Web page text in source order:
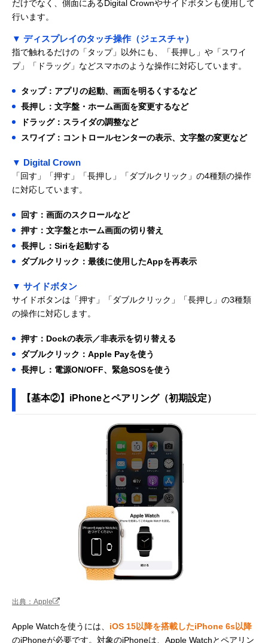
だけでなく、側面にあるDigital Crownやサイドボタンも使用して
行います。
▼ ディスプレイのタッチ操作（ジェスチャ）
指で触れるだけの「タップ」以外にも、「長押し」や「スワイ
プ」「ドラッグ」などスマホのような操作に対応しています。
タップ：アプリの起動、画面を明るくするなど
長押し：文字盤・ホーム画面を変更するなど
ドラッグ：スライダの調整など
スワイプ：コントロールセンターの表示、文字盤の変更など
▼ Digital Crown
「回す」「押す」「長押し」「ダブルクリック」の4種類の操作
に対応しています。
回す：画面のスクロールなど
押す：文字盤とホーム画面の切り替え
長押し：Siriを起動する
ダブルクリック：最後に使用したAppを再表示
▼ サイドボタン
サイドボタンは「押す」「ダブルクリック」「長押し」の3種類
の操作に対応します。
押す：Dockの表示／非表示を切り替える
ダブルクリック：Apple Payを使う
長押し：電源ON/OFF、緊急SOSを使う
【基本②】iPhoneとペアリング（初期設定）
出典：Apple
Apple Watchを使うには、 iOS 15以降を搭載したiPhone 6s以降
のiPhoneが必要です。対象のiPhoneは、Apple Watchとペアリン